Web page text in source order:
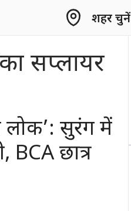
शहर चुनें
का सप्लायर
लोक’: सुरंग में
BCA छात्र